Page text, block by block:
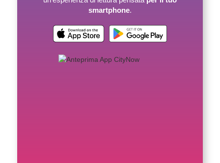
smartphone.